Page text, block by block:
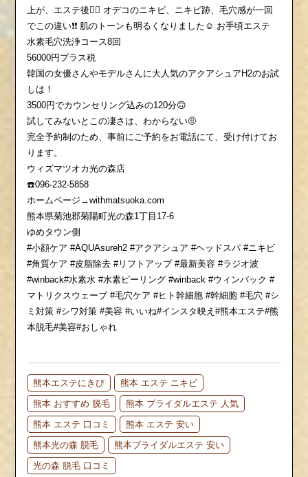
上が、エステ後💆‍♀️ オデコのニキビ、ニキビ跡、毛穴感が一回
でこの違い❗️❗️ 肌のトーンも明るくなりました☺️ お手頃エステ
水素毛穴洗浄コース8回
56000円プラス税
韓国の女優さんやモデルさんに大人気のアクアシュアH2のお試
しは！
3500円でカウンセリング込みの120分🙃
試してみないとこの凄さは、わからない🤨
完全予約制のため、事前にご予約をお電話にて、受け付けてお
ります。
ウィズマツオカ光の森店
☎️096-232-5858
ホームページ→withmatsuoka.com
熊本県菊池郡菊陽町光の森1丁目17-6
ゆめタウン側
#小顔ケア #AQUAsureh2 #アクアシュア #ヘッドスパ #ニキビ
#角質ケア #皮脂除去 #リフトアップ #最新美容 #ラジオ波
#winback#水素水 #水素ピーリング #winback #ウィンバック #
マトリクスウェーブ #毛穴ケア #ヒト幹細胞 #幹細胞 #毛穴 #シ
ミ対策 #シワ対策 #美容 #いいね#インスタ映え#熊本エステ#熊
本脱毛#美容#おしゃれ
熊本エステにきび
熊本 エステ ニキビ
熊本 おすすめ 脱毛
熊本 ブライダルエステ 人気
熊本 エステ 口コミ
熊本 エステ 安い
熊本光の森 脱毛
熊本ブライダルエステ 安い
光の森 脱毛 口コミ